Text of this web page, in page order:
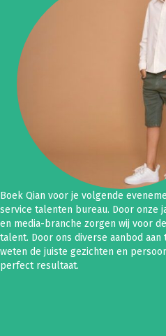
Boek Qian voor je volgende
service talenten bureau. Door onze
en media-branche zorgen wij voor
talent. Door ons diverse aanbod
weten de juiste gezichten en
perfect resultaat.